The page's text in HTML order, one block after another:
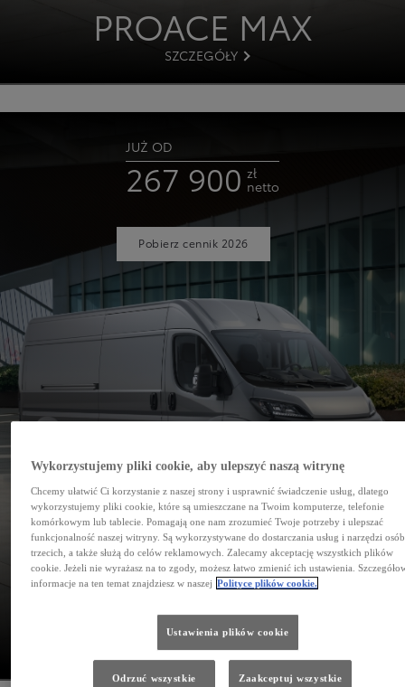
PROACE MAX
SZCZEGÓŁY
JUŻ OD
267 900 zł
netto
Pobierz cennik 2026
PROACE MAX
ELECTRIC
SZCZEGÓŁY
Wykorzystujemy pliki cookie, aby ulepszyć naszą witrynę
Chcemy ułatwić Ci korzystanie z naszej strony i usprawnić świadczenie usług, dlatego
wykorzystujemy pliki cookie, które są umieszczane na Twoim komputerze, telefonie
komórkowym lub tablecie. Pomagają one nam zrozumieć Twoje potrzeby i ulepszać
funkcjonalność naszej witryny. Są wykorzystywane do dostarczania usług i narzędzi osób
trzecich, a także służą do celów reklamowych. Zalecamy akceptację wszystkich plików
cookie. Jeżeli nie wyrażasz na to zgody, możesz łatwo zmienić ich ustawienia.
informacje na ten temat znajdziesz w naszej Polityce plików cookie.
Ustawienia plików cookie
Odrzuć wszystkie Zaakceptuj wszystkie